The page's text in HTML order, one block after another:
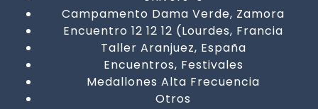
Campamento Dama Verde, Zamora
Encuentro 12 12 12 (Lourdes, Francia
Taller Aranjuez, España
Encuentros, Festivales
Medallones Alta Frecuencia
Otros